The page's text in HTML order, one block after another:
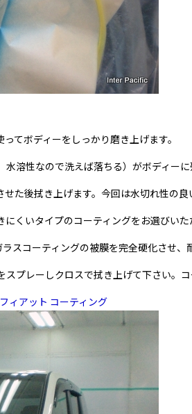
てボディーをしっかり磨き上げます。
溶性なので洗えば落ちる）がボディーに
た後拭き上げます。今回は水切れ性の良
くいタイプのコーティングをお選びいた
コーティングの被膜を完全硬化させ、
プレーしクロスで拭き上げて下さい。コ
フィアット コーティング